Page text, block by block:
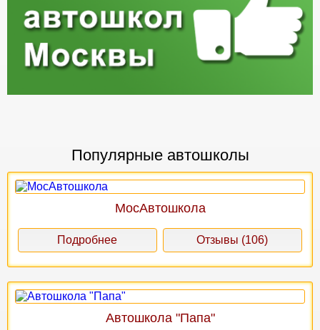
Популярные автошколы
МосАвтошкола
Подробнее Отзывы (106)
Автошкола "Папа"